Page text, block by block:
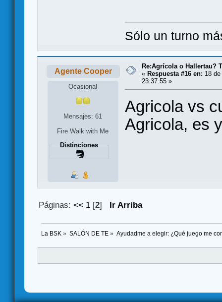
Sólo un turno
Agente Cooper
Ocasional
Mensajes: 61
Fire Walk with Me
Distinciones
Re:Agrícola o Hallertau?
« Respuesta #16 en: 18
23:37:55 »
Agricola vs
Agricola, es
Páginas:<< 1 [2] Ir Arriba
La BSK » SALÓN DE TE» Ayudadme a elegir: ¿Qué juego me